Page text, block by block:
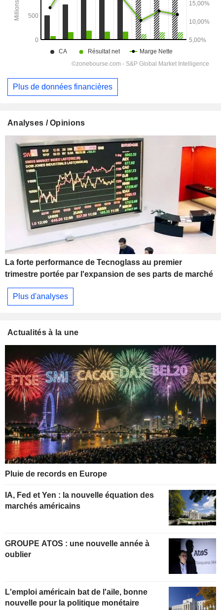
Plus de données financières
Analyses / Opinions
La forte performance de Tecnoglass au premier
trimestre portée par l'expansion de ses parts de marché
Plus d'analyses
Actualités à la une
Pluie de records en Europe
IA, Fed et Yen : la nouvelle équation des
marchés américains
GROUPE ATOS : une nouvelle année à
oublier
L'emploi américain bat de l'aile, bonne
nouvelle pour la politique monétaire